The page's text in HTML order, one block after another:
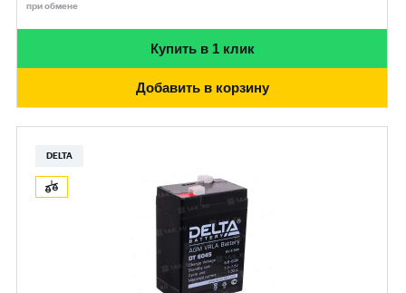
при обмене
Купить в 1 клик
Добавить в корзину
DELTA